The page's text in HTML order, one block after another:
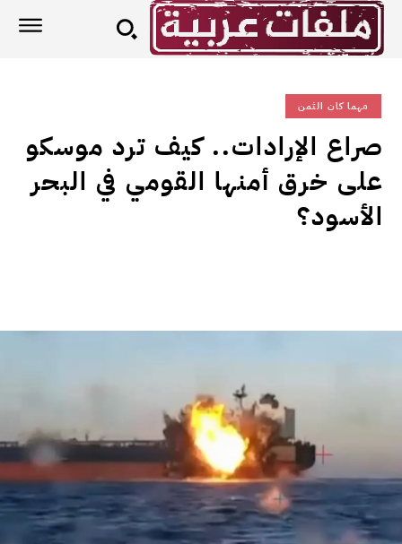
مهما كان الثمن
صراع الإرادات.. كيف ترد موسكو
على خرق أمنها القومي في البحر
الأسود؟